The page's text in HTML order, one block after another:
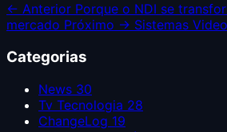
← Anterior Porque o NDI se
mercado Próximo → Sistemas
Categorias
News 30
Tv Tecnologia 28
ChangeLog 19